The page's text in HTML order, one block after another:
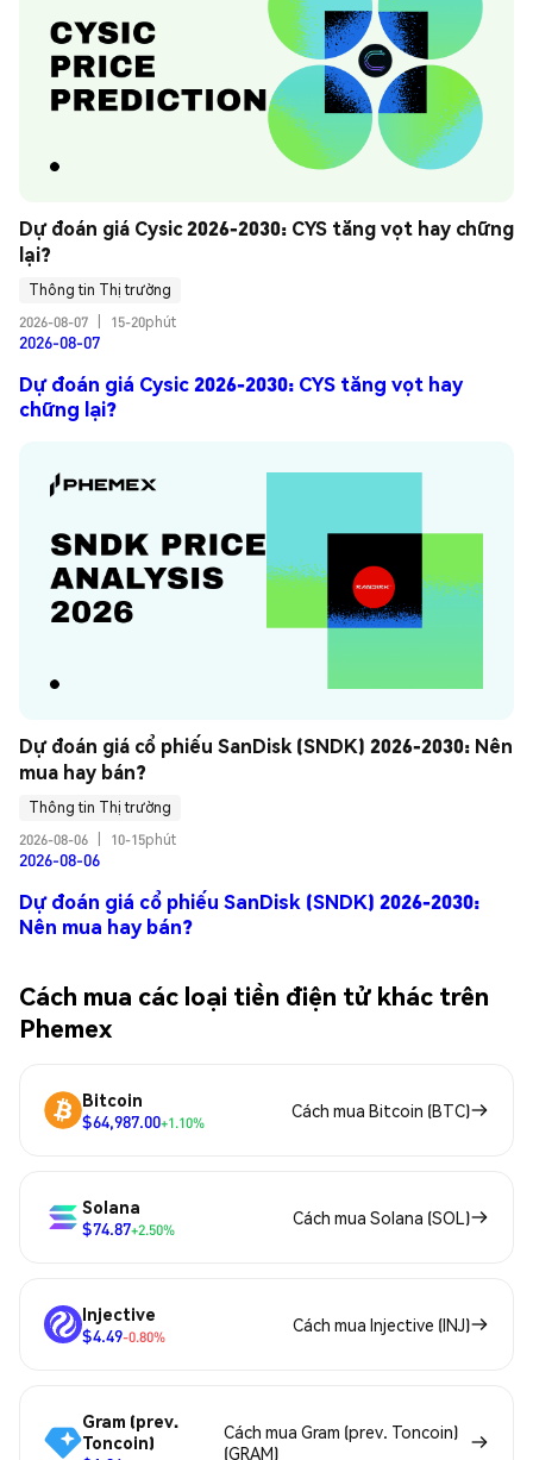
Dự đoán giá Cysic 2026-2030: CYS tăng vọt hay chững
lại?
Thông tin Thị trường
2026-08-07
15-20phút
2026-08-07
Dự đoán giá Cysic 2026-2030: CYS tăng vọt hay
chững lại?
Dự đoán giá cổ phiếu SanDisk (SNDK) 2026-2030: Nên
mua hay bán?
Thông tin Thị trường
2026-08-06
10-15phút
2026-08-06
Dự đoán giá cổ phiếu SanDisk (SNDK) 2026-2030:
Nên mua hay bán?
Cách mua các loại tiền điện tử khác trên
Phemex
Bitcoin
$64,987.00+1.10%
Cách mua Bitcoin (BTC)
Solana
$74.87+2.50%
Cách mua Solana (SOL)
Injective
$4.49-0.80%
Cách mua Injective (INJ)
Gram (prev.
Toncoin)
Cách mua Gram (prev. Toncoin)
(GRAM)